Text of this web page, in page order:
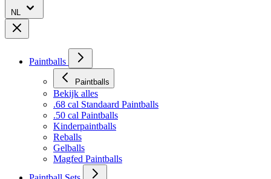
NL
Paintballs
Paintballs
Bekijk alles
.68 cal Standaard Paintballs
.50 cal Paintballs
Kinderpaintballs
Reballs
Gelballs
Magfed Paintballs